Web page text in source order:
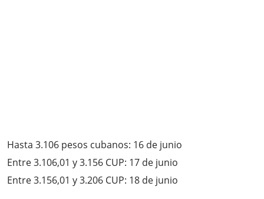
Hasta 3.106 pesos cubanos: 16 de junio
Entre 3.106,01 y 3.156 CUP: 17 de junio
Entre 3.156,01 y 3.206 CUP: 18 de junio